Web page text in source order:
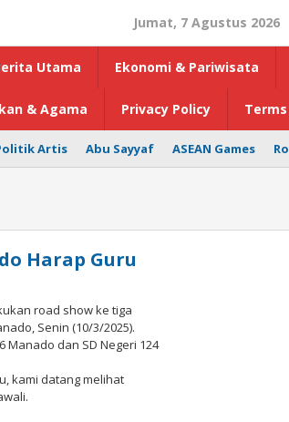
Jumat, 7 Agustus 2026
Utama Ekonomi & Pariwisata
& Agama Privacy Policy
Artis Abu Sayyaf ASEAN Games
Harap Guru
road show ke tiga
Senin (10/3/2025).
Manado dan SD Negeri 124
kami datang melihat